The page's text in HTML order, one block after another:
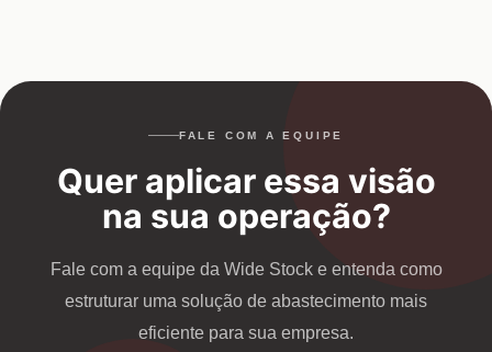
FALE COM A EQUIPE
Quer aplicar essa visão
na sua operação?
Fale com a equipe da Wide Stock e entenda como
estruturar uma solução de abastecimento mais
eficiente para sua empresa.